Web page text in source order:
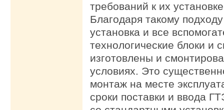
требований к их
Благодаря такому
установка и все
технологические блоки и
изготовлены и
условиях. Это
монтаж на месте
сроки поставки и ввода